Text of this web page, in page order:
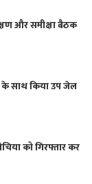
और समीक्षा बैठक
साथ किया उप जेल
को गिरफ्तार कर